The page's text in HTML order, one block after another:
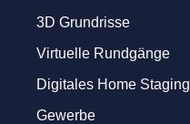
3D Grundrisse
Virtuelle Rundgänge
Digitales Home Staging
Gewerbe